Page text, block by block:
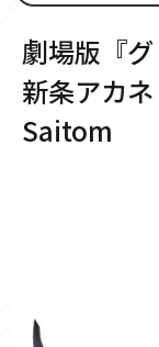
劇場版『グ
新条アカ
Saitom